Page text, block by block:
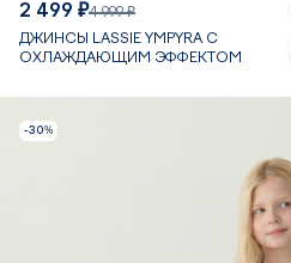
2 499 ₽4 999 ₽
ДЖИНСЫ LASSIE YMPYRA С
ОХЛАЖДАЮЩИМ ЭФФЕКТОМ
-30%